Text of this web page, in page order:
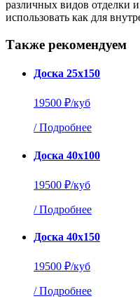
различных видов отделки
использовать как для
Также рекомендуем
Доска 25х150
19500 ₽/куб
/ Подробнее
Доска 40х100
19500 ₽/куб
/ Подробнее
Доска 40х150
19500 ₽/куб
/ Подробнее